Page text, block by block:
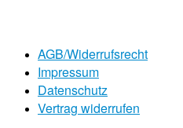
AGB/Widerrufsrecht
Impressum
Datenschutz
Vertrag widerrufen